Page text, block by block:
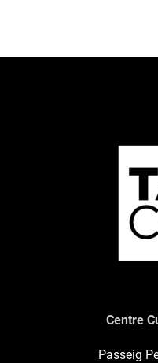
Centre
Passeig